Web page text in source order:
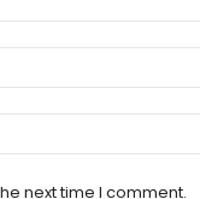
next time I comment.